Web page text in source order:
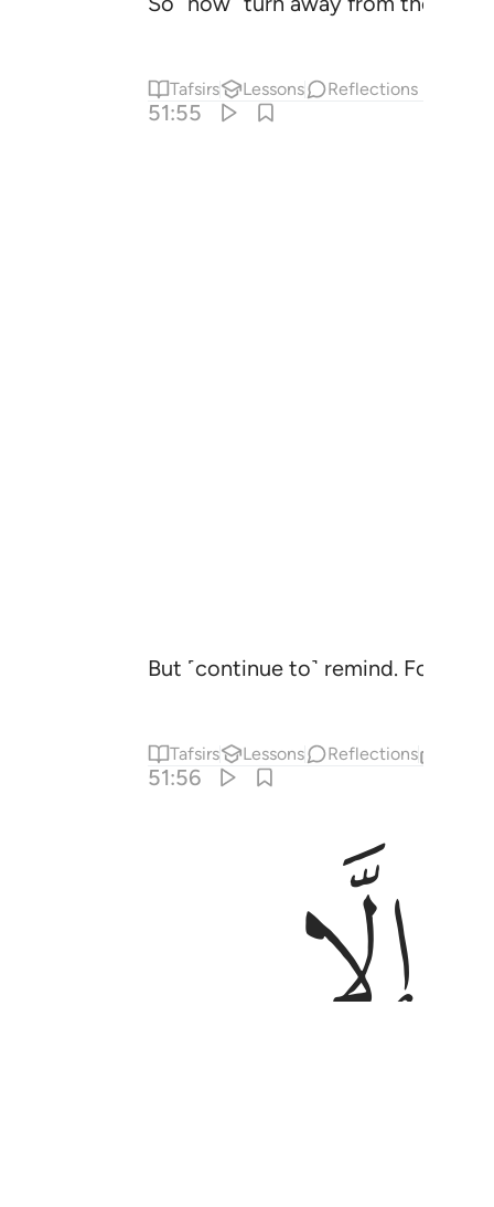
Tafsirs Lessons Reflections
51:55
But ˹continue to˺ remind. For
Tafsirs Lessons Reflections
51:56
ﱧ